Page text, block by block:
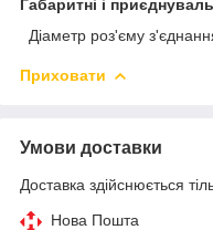
Габаритні і
Діаметр роз'єму
Приховати
Умови доставки
Доставка здійснюється
Нова Пошта